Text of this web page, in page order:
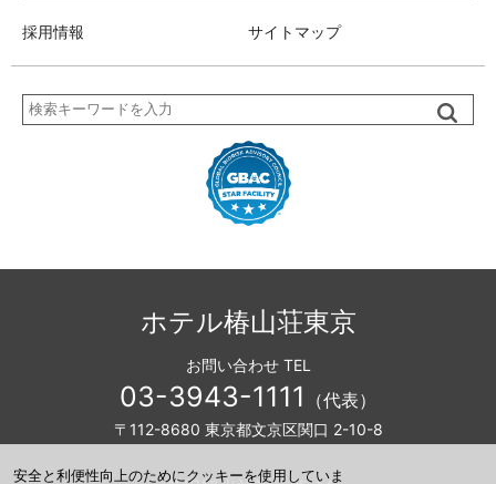
採用情報 サイトマップ
ホテル椿山荘東京
〒112-8680 東京都文京区関口 2-10-8
お問い合わせ TEL
03-3943-1111 （代表）
安全と利便性向上のためにクッキーを使用していま